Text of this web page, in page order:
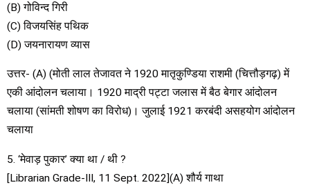
(B) गोविन्द गिरी
(C) विजयसिंह पथिक
(D) जयनारायण व्यास
उत्तर- (A) (मोती लाल तेजावत ने 1920 मातृकुण्डिया राशमी (चित्तौड़गढ़) में
एकी आंदोलन चलाया। 1920 माद्री पट्टा जलास में बैठ बेगार आंदोलन
चलाया (सांमती शोषण का विरोध)। जुलाई 1921 करबंदी असहयोग आंदोलन
चलाया
5. ‘मेवाड़ पुकार’ क्या था / थी ?
[Librarian Grade-III, 11 Sept. 2022](A) शौर्य गाथा